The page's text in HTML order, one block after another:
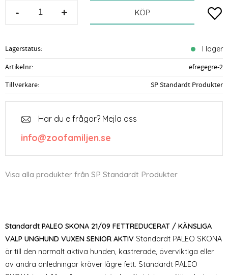
+
- KÖP
Lagerstatus I lager
Artikelnr
efregegre-2
Tillverkare
SP Standardt Produkter
Har du e frågor? Mejla oss
info@zoofamiljen.se
Visa alla produkter från SP Standardt Produkter
Standardt PALEO SKONA 21/09 FETTREDUCERAT / KÄNSLIGA
VALP UNGHUND VUXEN SENIOR AKTIV Standardt PALEO SKONA
är till den normalt aktiva hunden, kastrerade, överviktiga eller
av andra anledningar kräver lägre fett. Standardt PALEO